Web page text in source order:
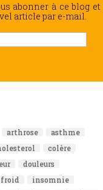
abonner à ce blog et
article par e-mail.
arthrose
asthme
colère
douleurs
froid
insomnie